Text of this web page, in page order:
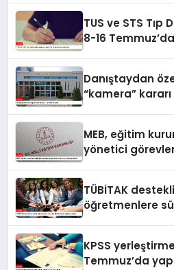
TUS ve STS
8-16
Danıştaydan
“kamera” kararı
MEB, eğitim
yönetici
TÜBİTAK
öğretmenlere
KPSS
Temmuz’da